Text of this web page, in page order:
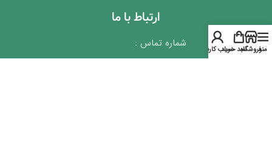
ارتباط با ما
شماره تماس : منوفروشگاهسبد خرید
حساب کاربری